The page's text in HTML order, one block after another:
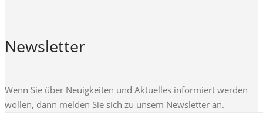
Newsletter
Wenn Sie über Neuigkeiten und Aktuelles informiert werden
wollen, dann melden Sie sich zu unsem Newsletter an.